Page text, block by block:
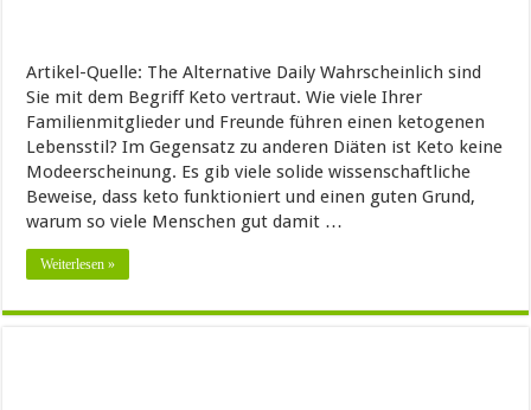
Artikel-Quelle: The Alternative Daily Wahrscheinlich sind
Sie mit dem Begriff Keto vertraut. Wie viele Ihrer
Familienmitglieder und Freunde führen einen ketogenen
Lebensstil? Im Gegensatz zu anderen Diäten ist Keto keine
Modeerscheinung. Es gib viele solide wissenschaftliche
Beweise, dass keto funktioniert und einen guten Grund,
warum so viele Menschen gut damit …
Weiterlesen »